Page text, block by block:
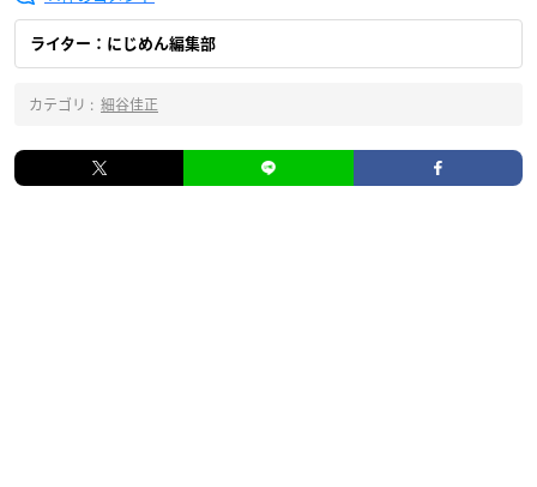
ライター：にじめん編集部
カテゴリ : 細谷佳正